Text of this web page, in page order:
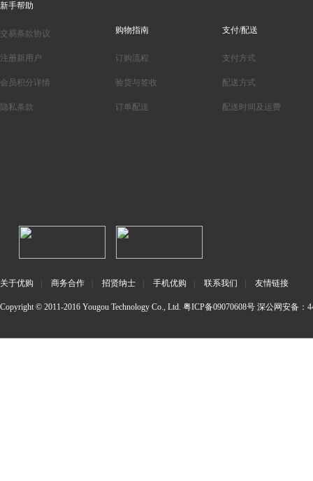
新手帮助
交易条款协议
注册新用户
会员积分详情
隐私条款
购物指南
订购流程
验货与签收
订单配送
支付/配送
支付方式
配送方式
配送时间及运费
关于优购 商务合作 招贤纳士 手机优购 联系我们 友情链接
Copyright © 2011-2016 Yougou Technology Co., Ltd. 粤ICP备09070608号 深公网安备：